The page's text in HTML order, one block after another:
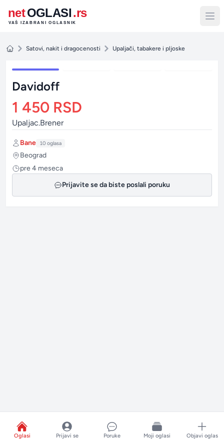
netOGLASI.rs
VAŠ IZABRANI OGLASNIK
Satovi, nakit i dragocenosti Upaljači, tabakere i pljoske
1 / 4
Davidoff
1 450 RSD
Upaljac.Brener
Autor:
Bane 10 oglasa
Grad:Beograd
Postavljeno:
pre 4 meseca
Prijavite se da biste poslali poruku
Oglasi Prijavi se Poruke Moji oglasi Objavi oglas